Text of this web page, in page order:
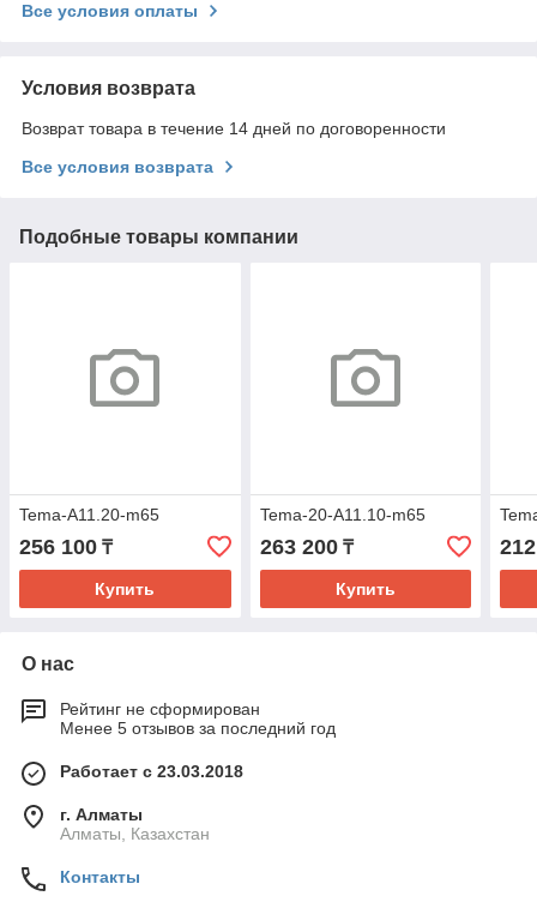
Все условия оплаты
Условия возврата
Возврат товара в течение 14 дней по договоренности
Все условия возврата
Подобные товары компании
Tema-A11.20-m65
256 100 ₸
Купить
Tema-20-A11.10-m65
263 200₸
Купить
О нас
Рейтинг не сформирован
Менее 5 отзывов за последний год
Работает с 23.03.2018
г. Алматы
Алматы, Казахстан
Контакты